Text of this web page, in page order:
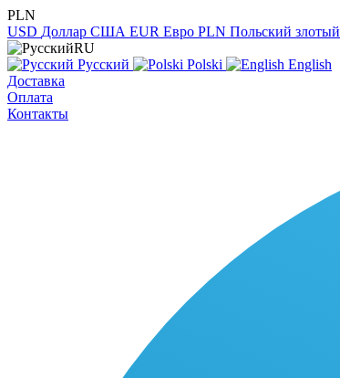
PLN
USD Доллар США EUR Евро PLN Польский злотый
RU
Русский
Polski
English
Доставка
Оплата
Контакты